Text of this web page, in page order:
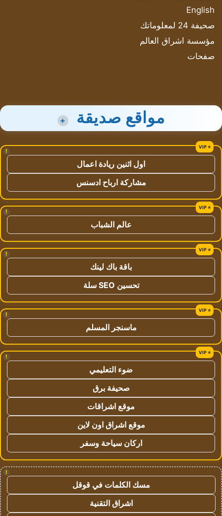
English
صحيفة 24 لمعلوماتك
مؤسسة اشراق العالم
صفحات
مواقع صديقة +
!
اول اثنين ريادة اعمال
مشاركة ارباح ادسنس
!
عالم الشباب
!
باقة باك لينك
تحسين SEO سلة
!
ماسنجر المسلم
!
ضوء التعليمي
صحيفة برق
موقع اشراقات
موقع اشراق اون لاين
اركان سياحة وسفر
!
مسك الكلمات في قوقل
اشراق التقنية